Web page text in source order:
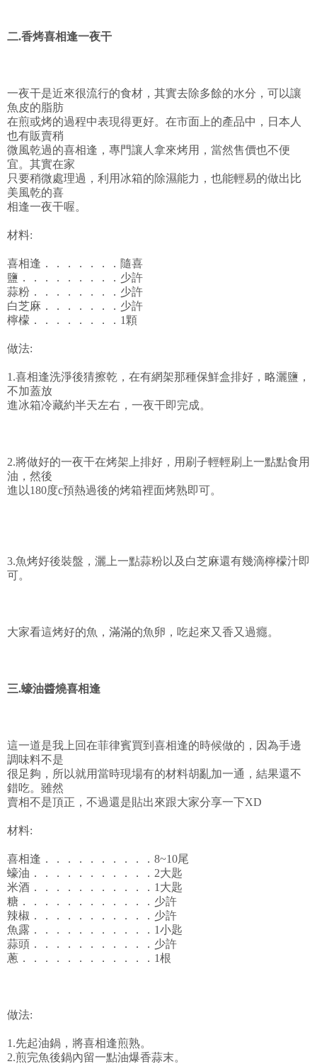
二.香烤喜相逢一夜干
一夜干是近來很流行的食材，其實去除多餘的水分，可以讓
魚皮的脂肪
在煎或烤的過程中表現得更好。在市面上的產品中，日本人
也有販賣稍
微風乾過的喜相逢，專門讓人拿來烤用，當然售價也不便
宜。其實在家
只要稍微處理過，利用冰箱的除濕能力，也能輕易的做出比
美風乾的喜
相逢一夜干喔。
材料:
喜相逢．．．．．．．隨喜
鹽．．．．．．．．．少許
蒜粉．．．．．．．．少許
白芝麻．．．．．．．少許
檸檬．．．．．．．．1顆
做法:
1.喜相逢洗淨後猜擦乾，在有網架那種保鮮盒排好，略灑鹽，
不加蓋放
進冰箱冷藏約半天左右，一夜干即完成。
2.將做好的一夜干在烤架上排好，用刷子輕輕刷上一點點食用
油，然後
進以180度c預熱過後的烤箱裡面烤熟即可。
3.魚烤好後裝盤，灑上一點蒜粉以及白芝麻還有幾滴檸檬汁即
可。
大家看這烤好的魚，滿滿的魚卵，吃起來又香又過癮。
三.蠔油醬燒喜相逢
這一道是我上回在菲律賓買到喜相逢的時候做的，因為手邊
調味料不是
很足夠，所以就用當時現場有的材料胡亂加一通，結果還不
錯吃。雖然
賣相不是頂正，不過還是貼出來跟大家分享一下XD
材料:
喜相逢．．．．．．．．．．8~10尾
蠔油．．．．．．．．．．．2大匙
米酒．．．．．．．．．．．1大匙
糖．．．．．．．．．．．．少許
辣椒．．．．．．．．．．．少許
魚露．．．．．．．．．．．1小匙
蒜頭．．．．．．．．．．．少許
蔥．．．．．．．．．．．．1根
做法:
1.先起油鍋，將喜相逢煎熟。
2.煎完魚後鍋內留一點油爆香蒜末。